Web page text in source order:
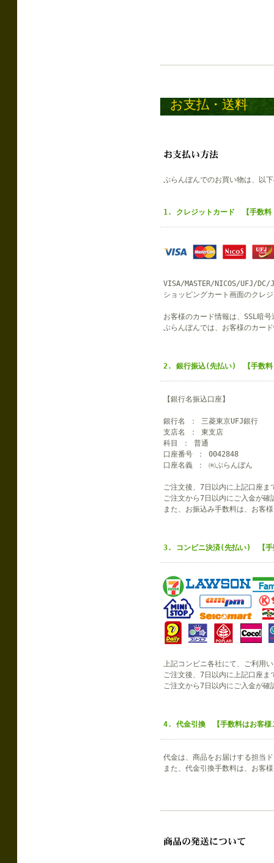
お支払・送料
ぷらんぼんでのお買い物は、以
1. クレジットカード 【手数料
VISA/MASTER/NICOS/UFJ/DC/
ショッピングカート画面のクレ
お客様のカード情報は、SSL暗
ぷらんぼんでは、お客様のカー
2. 銀行振込(先払い) 【手数料
【銀行名振込口座】
銀行名 ： 三菱東京UFJ銀行
支店名 ： 東支店
科目 ： 普通
口座番号 ： 0042848
口座名義 ： ㈲ぷらんぼん
ご注文後、7日以内に上記口座
ご注文から7日以内にご入金が
また、お振込み手数料は、お客
3. コンビニ決済(先払い) 【手
上記コンビニ各社にて、ご利用
ご注文後、7日以内に上記口座
ご注文から7日以内にご入金が
4. 代金引換 【手数料はお客様
代金は、商品をお届けする担当
また、代金引換手数料は、お客